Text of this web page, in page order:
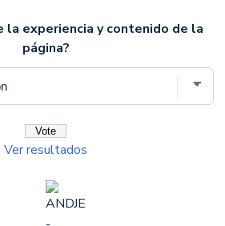
la experiencia y contenido de la
página?
Ver resultados